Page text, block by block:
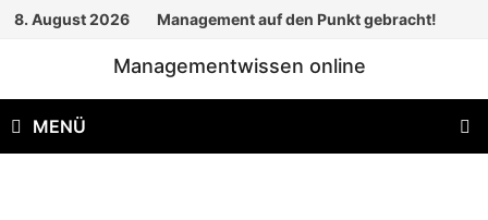
Zum
8. August 2026 Management auf den Punkt gebracht!
Managementwissen online
MENÜ